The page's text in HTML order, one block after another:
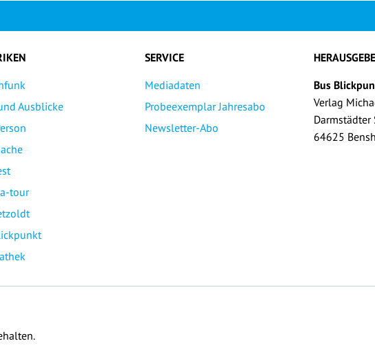
Ausblicke
tour
SERVICE
Mediadaten
Probeexemplar Jahresabo
Newsletter-Abo
Bus
Verlag
Darmstädter
64625